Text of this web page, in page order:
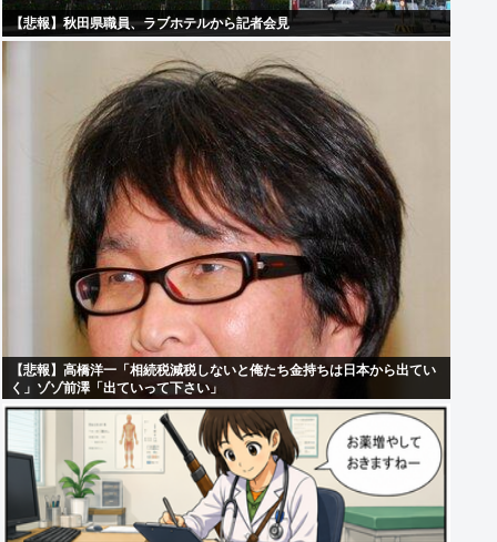
【悲報】秋田県職員、ラブホテルから記者会見
【悲報】高橋洋一「相続税減税しないと俺たち金持ちは日本から出てい
く」ゾゾ前澤「出ていって下さい」